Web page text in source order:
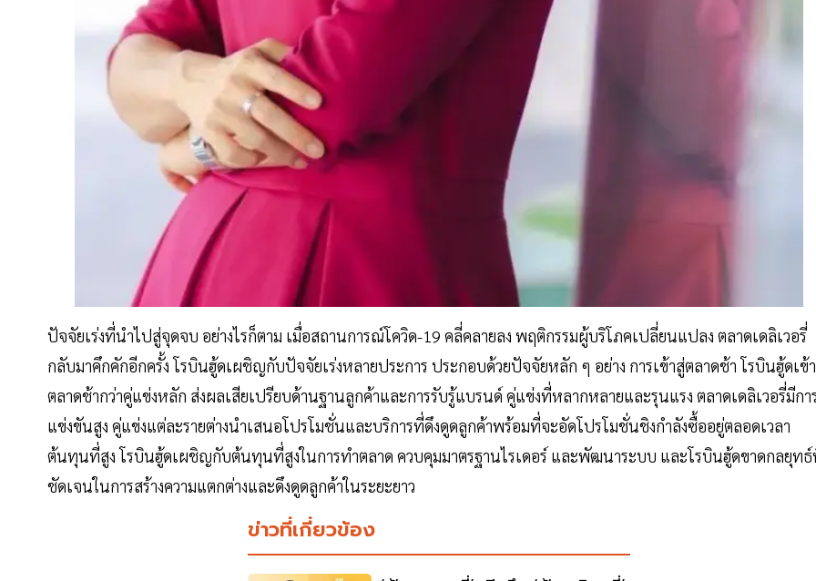
ปัจจัยเร่งที่นำไปสู่จุดจบ อย่างไรก็ตาม เมื่อสถานการณ์โควิด-19 คลี่คลายลง พฤติกรรมผู้บริโภคเปลี่ยนแปลง ตลาดเดลิเวอรี่
กลับมาคึกคักอีกครั้ง โรบินฮู้ดเผชิญกับปัจจัยเร่งหลายประการ ประกอบด้วยปัจจัยหลัก ๆ อย่าง การเข้าสู่ตลาดช้า โรบินฮู้ดเข้
ตลาดช้ากว่าคู่แข่งหลัก ส่งผลเสียเปรียบด้านฐานลูกค้าและการรับรู้แบรนด์ คู่แข่งที่หลากหลายและรุนแรง ตลาดเดลิเวอรี่มีกา
แข่งขันสูง คู่แข่งแต่ละรายต่างนำเสนอโปรโมชั่นและบริการที่ดึงดูดลูกค้าพร้อมที่จะอัดโปรโมชั่นชิงกำลังซื้ออยู่ตลอดเวลา
ต้นทุนที่สูง โรบินฮู้ดเผชิญกับต้นทุนที่สูงในการทำตลาด ควบคุมมาตรฐานไรเดอร์ และพัฒนาระบบ และโรบินฮู้ดขาดกลยุท
ชัดเจนในการสร้างความแตกต่างและดึงดูดลูกค้าในระยะยาว
ข่าวที่เกี่ยวข้อง